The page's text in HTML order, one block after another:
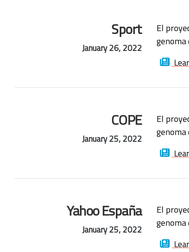
Sport
January 26, 2022
El
genoma
COPE
January 25, 2022
El
genoma
Yahoo España
January 25, 2022
El
genoma